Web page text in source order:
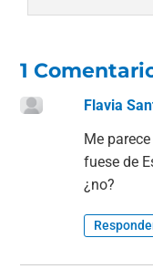
1
Flavia
Me
fuese de
¿no?